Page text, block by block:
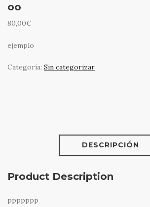
TIENDA
BLOG
CART
oo
80,00€
ejemplo
Categoría: Sin categorizar
DESCRIPCIÓN
Product Description
ppppppp